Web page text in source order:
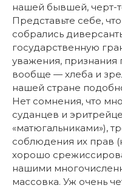
нашей бывшей, черт-
Представьте себе,
собрались
государственную
уважения, признания
вообще — хлеба и
нашей стране
Нет сомнения, что
суданцев и
«матюгальниками»),
соблюдения их прав
хорошо
нашими
массовка. Уж очень